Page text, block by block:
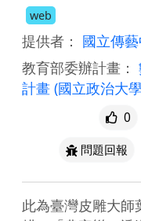
web
提供者： 國立傳
教育部委辦計畫：
計畫 (國立政治大
0
問題回報
此為臺灣皮雕大師